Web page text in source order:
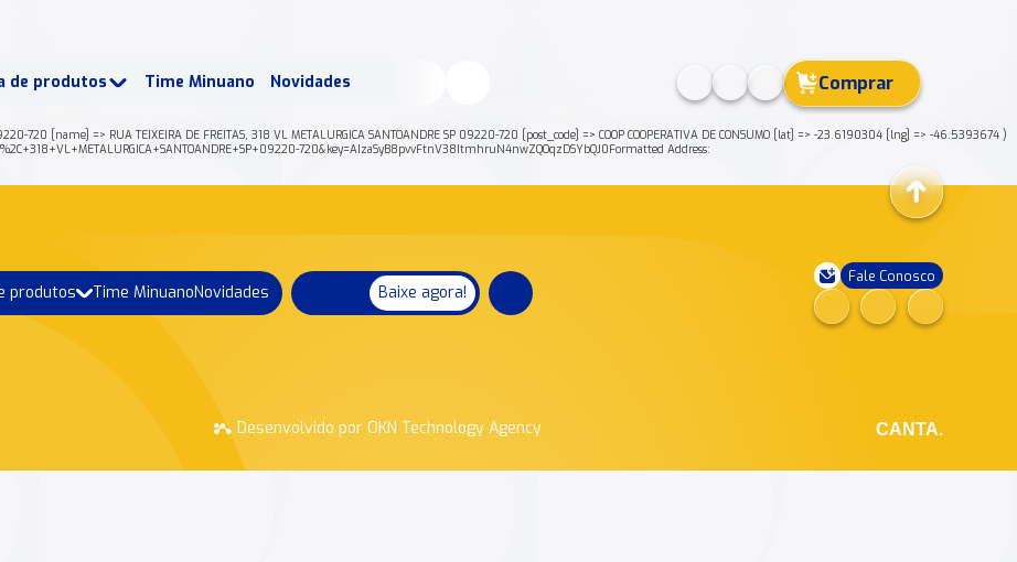
de produtos Time Minuano Novidades Comprar
720 [name] => RUA TEIXEIRA DE FREITAS, 318 VL METALURGICA SANTOANDRE SP 09220-720 [post_code] => COOP COOPERATIVA DE CONSUMO [lat] => -23.6190304 [lng] => -46.5393674 )
720&key=AIzaSyB8pvvFtnV38ItmhruN4nwZQOqzDSYbQJ0Formatted Address:
produtos Time MinuanoNovidades Baixe agora!
Fale Conosco
Desenvolvido por OKN Technology Agency CANTA.